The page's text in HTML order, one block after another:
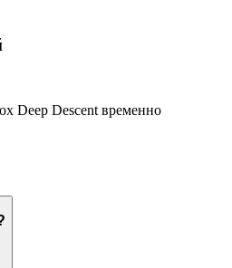
Deep Descent временно